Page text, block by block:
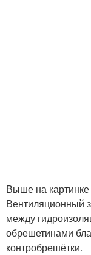
Выше на картинке
Вентиляционный
между
обрешетинами
контробрешётки.